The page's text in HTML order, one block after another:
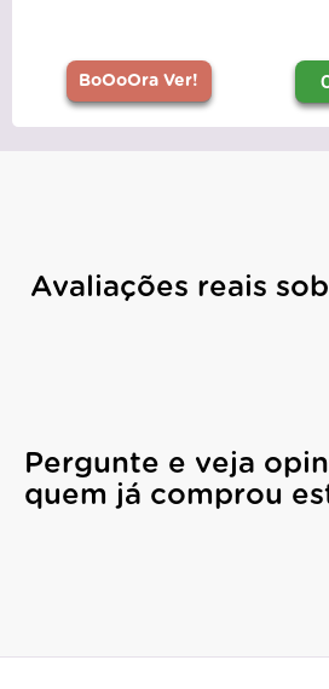
BoOoOra Ver!
Avaliações reais
Pergunte e veja
quem já comprou